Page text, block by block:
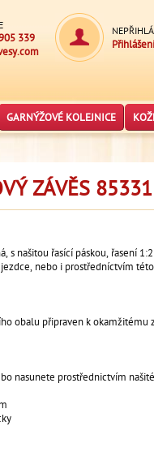
339
GARNÝŽOVÉ KOLEJNICE
ZÁVĚS
s našitou řasící páskou, řasení 1:2
nebo i prostředníctvím
obalu připraven k okamžitému
nasunete prostřednictvím